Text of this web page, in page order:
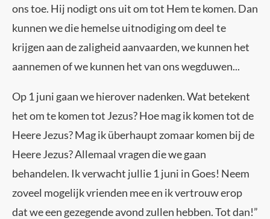
ons toe. Hij nodigt ons uit om tot Hem te komen. Dan
kunnen we die hemelse uitnodiging om deel te
krijgen aan de zaligheid aanvaarden, we kunnen het
aannemen of we kunnen het van ons wegduwen...
Op 1 juni gaan we hierover nadenken. Wat betekent
het om te komen tot Jezus? Hoe mag ik komen tot de
Heere Jezus? Mag ik überhaupt zomaar komen bij de
Heere Jezus? Allemaal vragen die we gaan
behandelen. Ik verwacht jullie 1 juni in Goes! Neem
zoveel mogelijk vrienden mee en ik vertrouw erop
dat we een gezegende avond zullen hebben. Tot dan!”